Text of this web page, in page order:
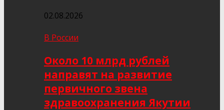
02.08.2026
В России
Около 10 млрд рублей
направят на развитие
первичного звена
здравоохранения Якутии